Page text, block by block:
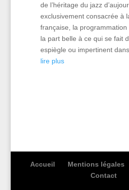
de l’héritage du jazz
exclusivement consacrée à
française, la programmation
la part belle à ce qui se fait
espiègle ou impertinent
lire plus
Accueil Mentions légales
Contact